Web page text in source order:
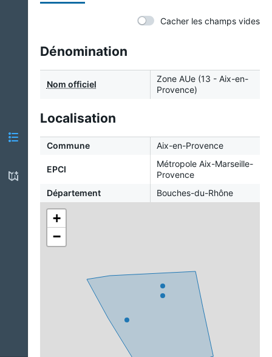
Cacher les champs vides
Dénomination
Nom officiel
Zone AUe (13 - Aix-en-
Provence)
Localisation
Commune Aix-en-Provence
EPCI
Métropole Aix-Marseille-
Provence
Département
Bouches-du-Rhône
+
−